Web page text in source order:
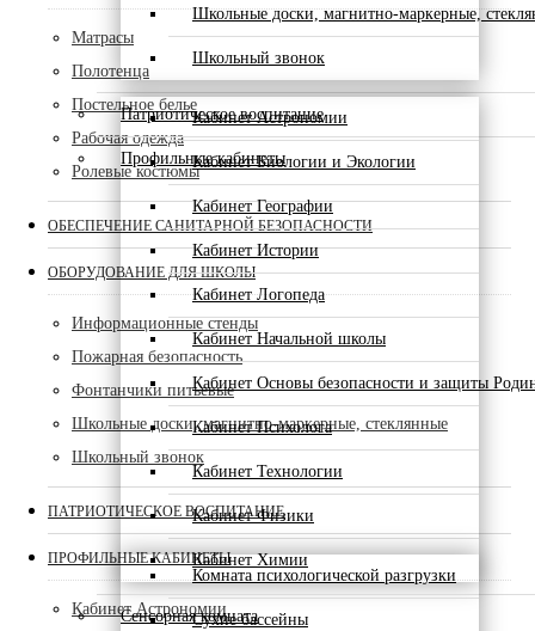
Школьные доски, магнитно-маркерные,
Школьный звонок
Патриотическое воспитание
Профильные кабинеты
Кабинет Астрономии
Кабинет Биологии и Экологии
Кабинет Географии
Кабинет Истории
Кабинет Логопеда
Кабинет Начальной школы
Кабинет Основы безопасности и защиты
Кабинет Психолога
Кабинет Технологии
Кабинет Физики
Кабинет Химии
Сенсорная комната
Комната психологической разгрузки
Сухие бассейны
Матрасы
Полотенца
Постельное белье
Рабочая одежда
Ролевые костюмы
ОБЕСПЕЧЕНИЕ САНИТАРНОЙ БЕЗОПАСНОСТИ
ОБОРУДОВАНИЕ ДЛЯ ШКОЛЫ
Информационные стенды
Пожарная безопасность
Фонтанчики питьевые
Школьные доски, магнитно-маркерные, стеклянные
Школьный звонок
ПАТРИОТИЧЕСКОЕ ВОСПИТАНИЕ
ПРОФИЛЬНЫЕ КАБИНЕТЫ
Кабинет Астрономии